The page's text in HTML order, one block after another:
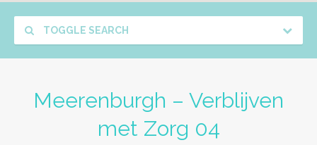
TOGGLE SEARCH
Meerenburgh – Verblijven
met Zorg 04